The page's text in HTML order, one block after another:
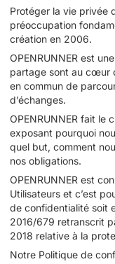
Protéger la vie privée
préoccupation
création en 2006.
OPENRUNNER est
partage sont au cœur
en commun de
d’échanges.
OPENRUNNER fait le
exposant pourquoi
quel but, comment
nos obligations.
OPENRUNNER est
Utilisateurs et c’est
de confidentialité soit
2016/679 retranscrit
2018 relative à la
Notre Politique de